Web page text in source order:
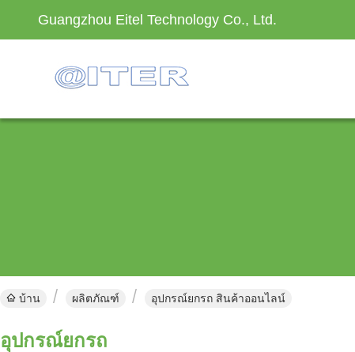
Guangzhou Eitel Technology Co., Ltd.
บ้าน ผลิตภัณฑ์ อุปกรณ์ยกรถ สินค้าออนไลน์
อุปกรณ์ยกรถ